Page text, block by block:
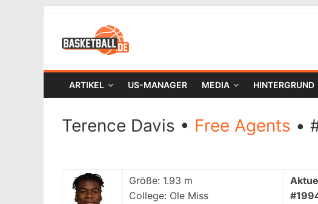
ARTIKEL US-MANAGER MEDIA HINTERGRUND
Terence Davis • Free Agents •
Größe: 1.93 m
College: Ole Miss